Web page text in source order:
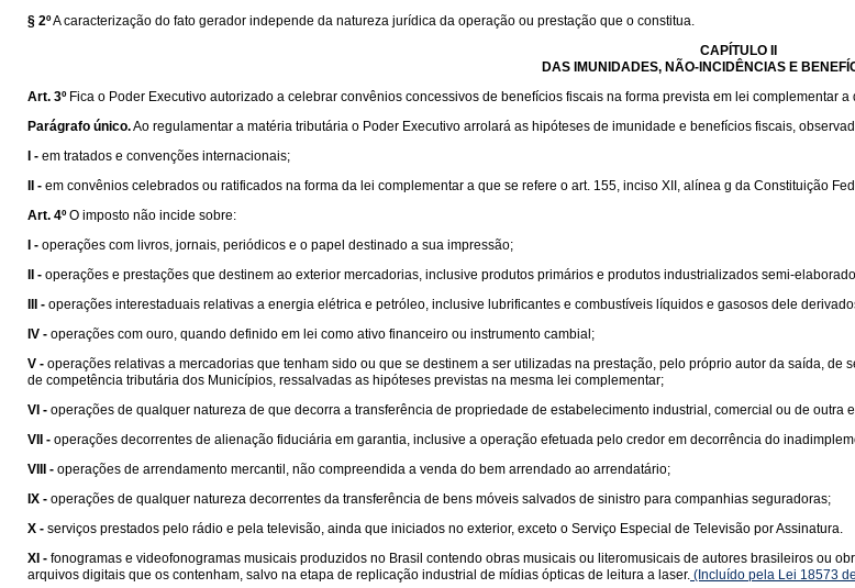
§ 2ºA caracterização do fato gerador independe da natureza jurídica da operação ou prestação que o constitua.
CAPÍTULO II
DAS IMUNIDADES, NÃO-INCIDÊNCIAS E
Art. 3º Fica o Poder Executivo autorizado a celebrar convênios concessivos de benefícios fiscais na forma prevista em lei complementar
Parágrafo único.Ao regulamentar a matéria tributária o Poder Executivo arrolará as hipóteses de imunidade e benefícios fiscais,
I - em tratados e convenções internacionais;
II - em convênios celebrados ou ratificados na forma da lei complementar a que se refere o art. 155, inciso XII, alínea g da Constituição
Art. 4º O imposto não incide sobre:
I - operações com livros, jornais, periódicos e o papel destinado a sua impressão;
II - operações e prestações que destinem ao exterior mercadorias, inclusive produtos primários e produtos industrializados semi-
III - operações interestaduais relativas a energia elétrica e petróleo, inclusive lubrificantes e combustíveis líquidos e gasosos dele
IV - operações com ouro, quando definido em lei como ativo financeiro ou instrumento cambial;
V - operações relativas a mercadorias que tenham sido ou que se destinem a ser utilizadas na prestação, pelo próprio autor da saída,
de competência tributária dos Municípios, ressalvadas as hipóteses previstas na mesma lei complementar;
VI - operações de qualquer natureza de que decorra a transferência de propriedade de estabelecimento industrial, comercial ou de outra
VII - operações decorrentes de alienação fiduciária em garantia, inclusive a operação efetuada pelo credor em decorrência do
VIII - operações de arrendamento mercantil, não compreendida a venda do bem arrendado ao arrendatário;
IX - operações de qualquer natureza decorrentes da transferência de bens móveis salvados de sinistro para companhias seguradoras;
X - serviços prestados pelo rádio e pela televisão, ainda que iniciados no exterior, exceto o Serviço Especial de Televisão por Assinatura.
XI - fonogramas e videofonogramas musicais produzidos no Brasil contendo obras musicais ou literomusicais de autores brasileiros ou
arquivos digitais que os contenham, salvo na etapa de replicação industrial de mídias ópticas de leitura a laser. (Incluído pela Lei 18573